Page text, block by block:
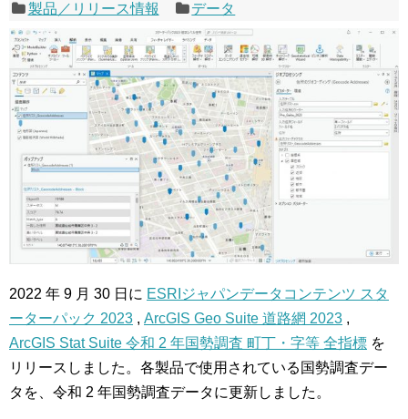
製品／リリース情報
データ
2022 年 9 月 30 日に ESRIジャパンデータコンテンツ スタ
ーターパック 2023 , ArcGIS Geo Suite 道路網 2023 ,
ArcGIS Stat Suite 令和 2 年国勢調査 町丁・字等 全指標 を
リリースしました。各製品で使用されている国勢調査デー
タを、令和 2 年国勢調査データに更新しました。